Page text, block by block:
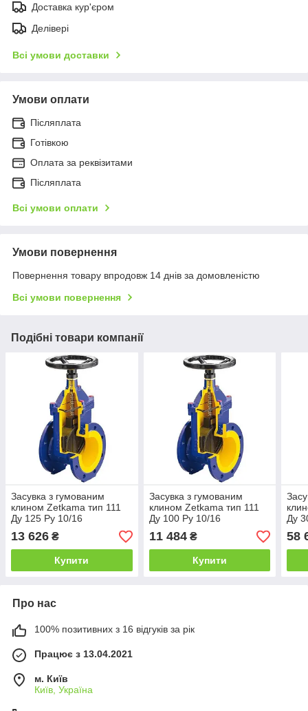
Доставка кур'єром
Делівері
Всі умови доставки
Умови оплати
Післяплата
Готівкою
Оплата за реквізитами
Післяплата
Всі умови оплати
Умови повернення
Повернення товару впродовж 14 днів за домовленістю
Всі умови повернення
Подібні товари компанії
Засувка з гумованим
клином Zetkama тип 111
Ду 125 Ру 10/16
13 626 ₴
Купити
Засувка з гумованим
клином Zetkama тип 111
Ду 100 Ру 10/16
11 484₴
Купити
Ду
58
Про нас
100% позитивних з 16 відгуків за рік
Працює з 13.04.2021
м. Київ
Київ, Україна